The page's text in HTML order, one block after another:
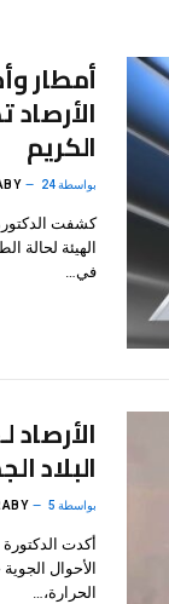
الكريم
بواسطة 24 يناير، 2026
كشفت الدكتورة
في…
البلاد
بواسطة 5 يناير، 2026
أكدت الدكتورة
الأحوال
الحرارة،…